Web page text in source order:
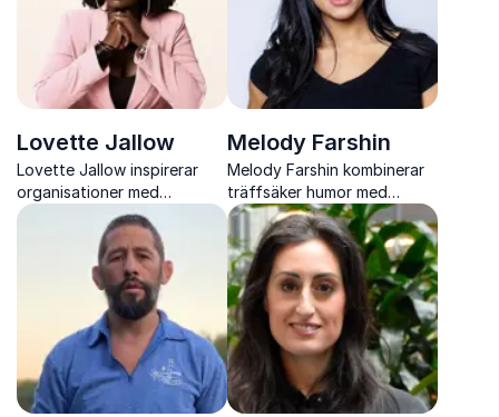
Lovette Jallow
Lovette Jallow inspirerar
organisationer med
konkreta verktyg för
inkludering, rättvisa och
tillhörighet som skapar
verklig förändring.
Melody Farshin
Melody Farshin kombinerar
träffsäker humor med
viktiga samhällsfrågor och
visar hur skratt kan öppna
dörren till verklig förståelse.